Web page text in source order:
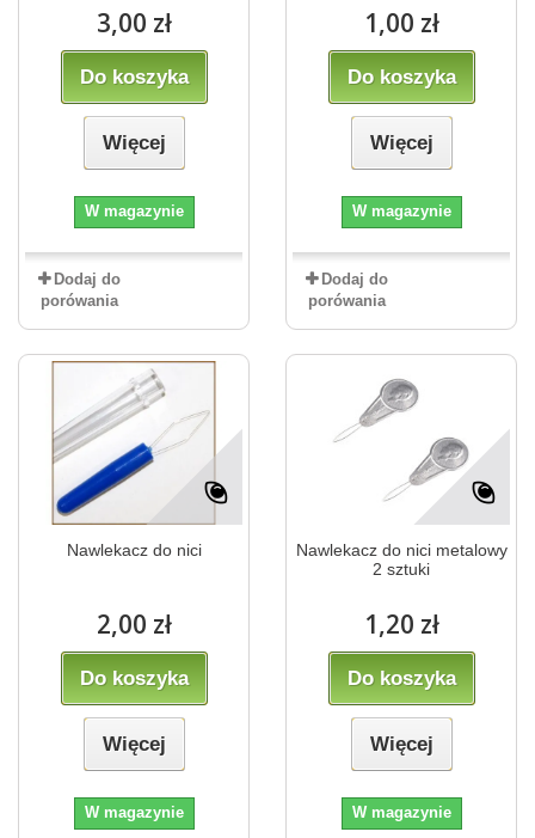
3,00 zł
Do koszyka
Więcej
W magazynie
Dodaj do
porówania
1,00 zł
Do koszyka
Więcej
W magazynie
Dodaj do
porówania
Nawlekacz do nici
2,00 zł
Do koszyka
Więcej
W magazynie
Nawlekacz do nici metalowy
2 sztuki
1,20 zł
Do koszyka
Więcej
W magazynie